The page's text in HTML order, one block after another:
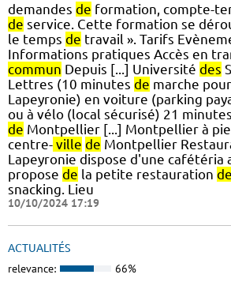
demandes de formation, compte-
de service. Cette formation se
le temps de travail ». Tarifs
Informations pratiques Accès en
commun Depuis [...] Université des
Lettres (10 minutes de marche
Lapeyronie) en voiture (parking
ou à vélo (local sécurisé) 21
de Montpellier [...] Montpellier à
centre- ville de Montpellier
Lapeyronie dispose d'une cafétéria
propose de la petite restauration de
snacking. Lieu
10/10/2024 17:19
ACTUALITÉS
relevance: 66%